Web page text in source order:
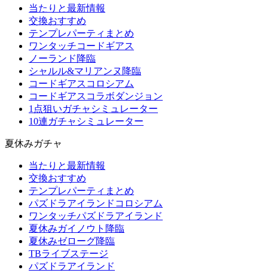
当たりと最新情報
交換おすすめ
テンプレパーティまとめ
ワンタッチコードギアス
ノーランド降臨
シャルル&マリアンヌ降臨
コードギアスコロシアム
コードギアスコラボダンジョン
1点狙いガチャシミュレーター
10連ガチャシミュレーター
夏休みガチャ
当たりと最新情報
交換おすすめ
テンプレパーティまとめ
パズドラアイランドコロシアム
ワンタッチパズドラアイランド
夏休みガイノウト降臨
夏休みゼローグ降臨
TBライブステージ
パズドラアイランド